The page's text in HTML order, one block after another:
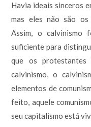
Havia ideais sinceros
mas eles não são os
Assim, o calvinismo
suficiente para
que os protestantes
calvinismo, o
elementos de
feito, aquele
seu capitalismo está